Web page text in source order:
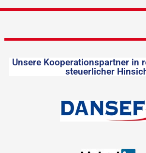
Unsere Kooperationspartner in
steuerlicher